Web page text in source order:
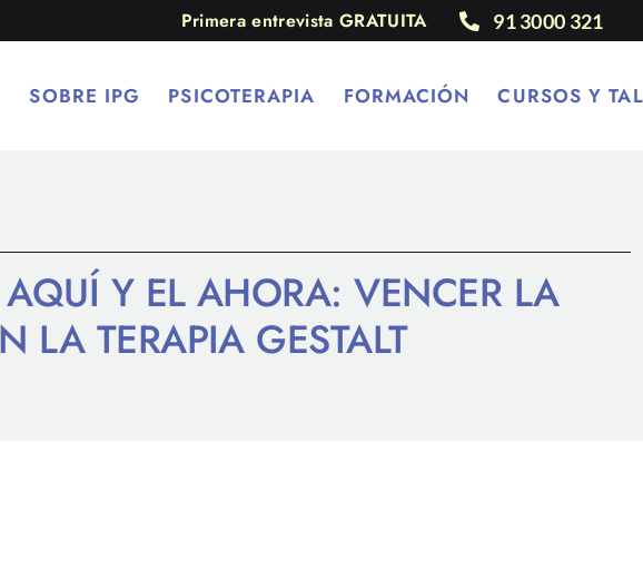
Primera entrevista GRATUITA 91 3000 321
SOBRE IPG PSICOTERAPIA FORMACIÓN CURSOS Y
AQUÍ Y EL AHORA: VENCER LA
LA TERAPIA GESTALT